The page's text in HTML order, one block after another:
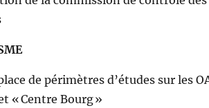
de périmètres d’études sur les
« Centre Bourg »